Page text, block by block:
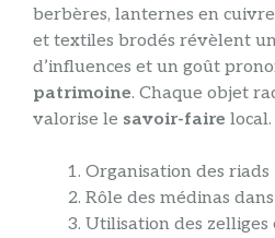
berbères, lanternes en
et textiles brodés révèlent
d’influences et un goût
patrimoine. Chaque objet
valorise le savoir-faire local.
Organisation des riads
Rôle des médinas
Utilisation des zelliges